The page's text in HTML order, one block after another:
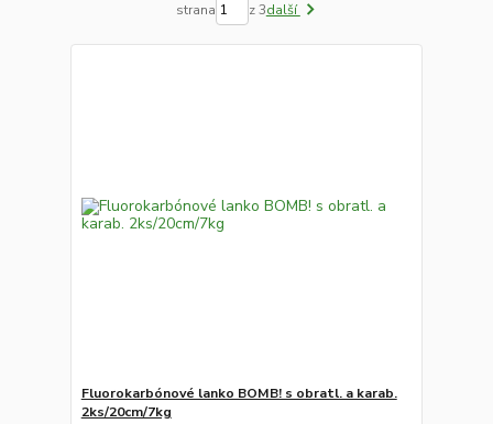
strana z 3další
Fluorokarbónové lanko BOMB! s obratl. a karab.
2ks/20cm/7kg